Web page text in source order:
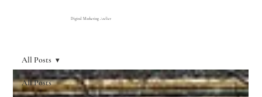
Digital Marketing Atelier
All Posts
All Posts